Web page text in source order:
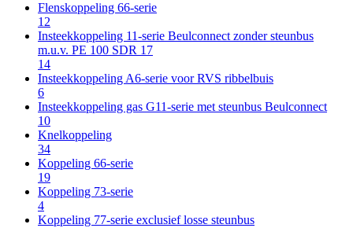
Flenskoppeling 66-serie
12
Insteekkoppeling 11-serie Beulconnect zonder steunbus
m.u.v. PE 100 SDR 17
14
Insteekkoppeling A6-serie voor RVS ribbelbuis
6
Insteekkoppeling gas G11-serie met steunbus Beulconnect
10
Knelkoppeling
34
Koppeling 66-serie
19
Koppeling 73-serie
4
Koppeling 77-serie exclusief losse steunbus